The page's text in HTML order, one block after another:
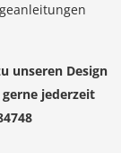
unseren Design
jederzeit